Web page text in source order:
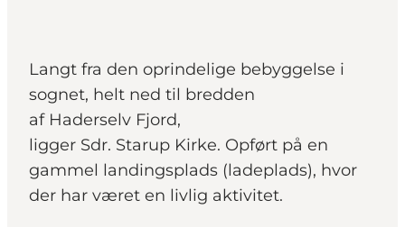
Langt fra den oprindelige bebyggelse i
sognet, helt ned til bredden
af Haderselv Fjord,
ligger Sdr. Starup Kirke. Opført på en
gammel landingsplads (ladeplads), hvor
der har været en livlig aktivitet.